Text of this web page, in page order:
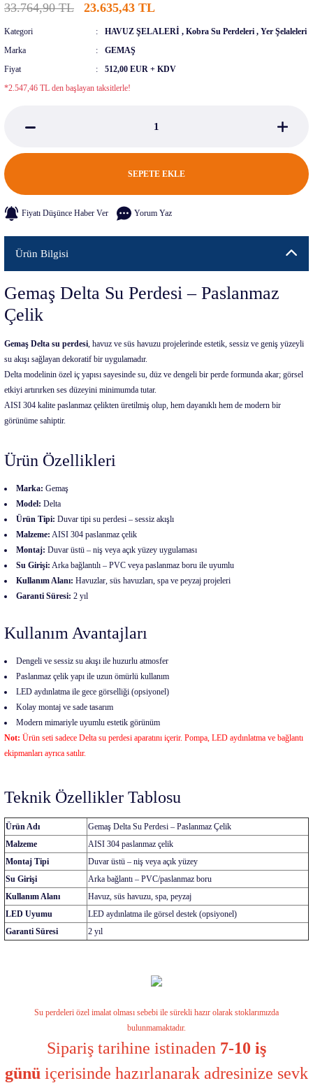
33.764,90 TL 23.635,43 TL
Kategori HAVUZ ŞELALERİ , Kobra Su Perdeleri , Yer Şelaleleri
Marka
GEMAŞ
Fiyat
512,00 EUR + KDV
*2.547,46 TL den başlayan taksitlerle!
SEPETE EKLE
Fiyatı Düşünce Haber Ver Yorum Yaz
Ürün Bilgisi
Gemaş Delta Su Perdesi – Paslanmaz
Çelik
Gemaş Delta su perdesi, havuz ve süs havuzu projelerinde estetik, sessiz ve geniş yüzeyli
su akışı sağlayan dekoratif bir uygulamadır.
Delta modelinin özel iç yapısı sayesinde su, düz ve dengeli bir perde formunda akar; görsel
etkiyi artırırken ses düzeyini minimumda tutar.
AISI 304 kalite paslanmaz çelikten üretilmiş olup, hem dayanıklı hem de modern bir
görünüme sahiptir.
Ürün Özellikleri
Marka: Gemaş
Model: Delta
Ürün Tipi: Duvar tipi su perdesi – sessiz akışlı
Malzeme: AISI 304 paslanmaz çelik
Montaj: Duvar üstü – niş veya açık yüzey uygulaması
Su Girişi: Arka bağlantılı – PVC veya paslanmaz boru ile uyumlu
Kullanım Alanı: Havuzlar, süs havuzları, spa ve peyzaj projeleri
Garanti Süresi: 2 yıl
Kullanım Avantajları
Dengeli ve sessiz su akışı ile huzurlu atmosfer
Paslanmaz çelik yapı ile uzun ömürlü kullanım
LED aydınlatma ile gece görselliği (opsiyonel)
Kolay montaj ve sade tasarım
Modern mimariyle uyumlu estetik görünüm
Not: Ürün seti sadece Delta su perdesi aparatını içerir. Pompa, LED aydınlatma ve bağlantı
ekipmanları ayrıca satılır.
Teknik Özellikler Tablosu
Ürün Adı
Gemaş Delta Su Perdesi – Paslanmaz Çelik
Malzeme
AISI 304 paslanmaz çelik
Montaj Tipi
Duvar üstü – niş veya açık yüzey
Su Girişi
Arka bağlantı – PVC/paslanmaz boru
Kullanım Alanı
Havuz, süs havuzu, spa, peyzaj
LED Uyumu
LED aydınlatma ile görsel destek (opsiyonel)
Garanti Süresi
2 yıl
Su perdeleri özel imalat olması sebebi ile sürekli hazır olarak stoklarımızda
bulunmamaktadır.
Sipariş tarihine istinaden 7-10 iş
günü içerisinde hazırlanarak adresinize sevk